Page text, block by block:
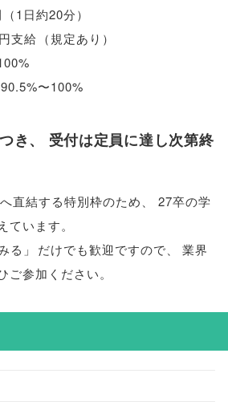
（1日約20分）
支給 （規定あり ）
〜100%
き、
受付は定員に達し次第終
直結する特別枠のため、
27卒の学
ています。
る 」 だけでも歓迎ですので、
業界
ご参加ください。